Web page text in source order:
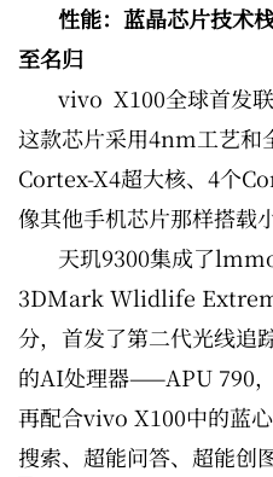
性能：蓝晶芯片技术
至名归
vivo X100全球首发联
这款芯片采用4nm工艺和
Cortex-X4超大核、4个
像其他手机芯片那样搭载小
天玑9300集成了
3DMark Wlidlife
分，首发了第二代光线追
的AI处理器——APU 790
再配合vivo X100中的蓝
搜索、超能问答、超能创